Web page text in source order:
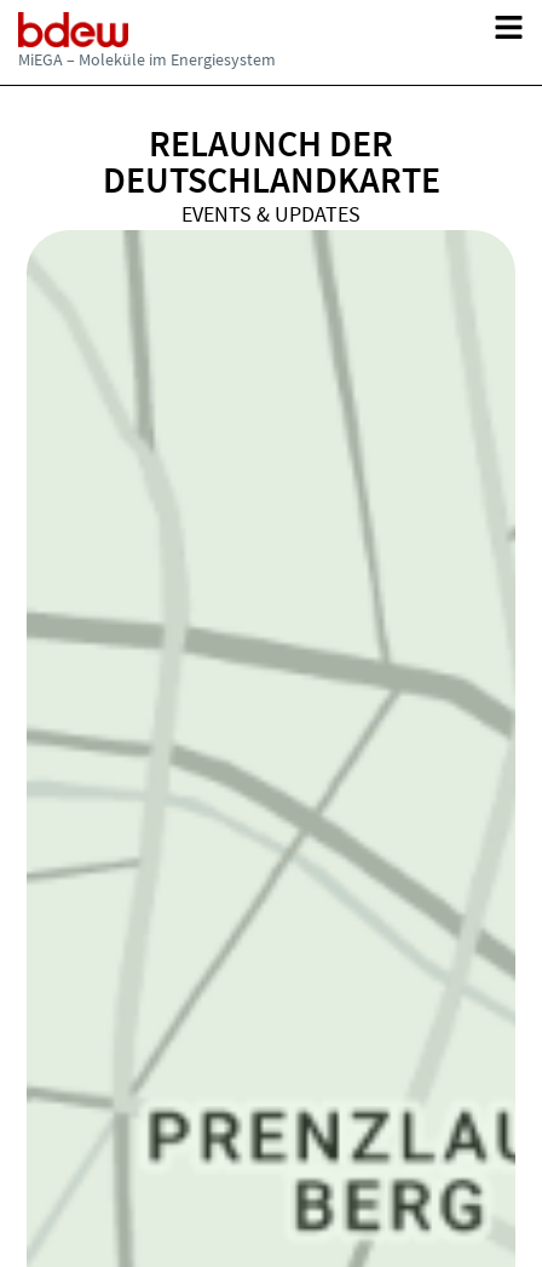
MiEGA – Moleküle im Energiesystem
Hinweise auf neue Inhalte, aktualisierte Publikationen und
weiterführende Informationsangebote.
RELAUNCH DER
DEUTSCHLANDKARTE
EVENTS & UPDATES